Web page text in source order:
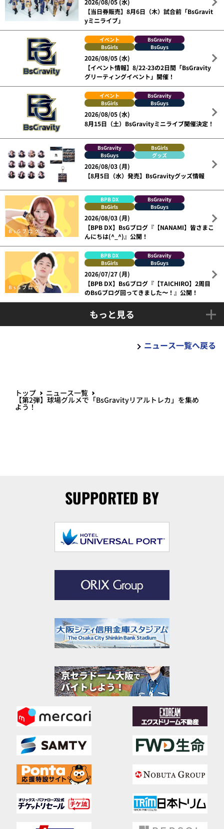
【当日券販売】8月6日（木）試合前「BsGravit
yミニライブ」
イベント
BsGravity
BsGirls
BsGuys
2026/08/05 (水)
【イベント情報】8/22-23の2日間「BsGravity
グリーティングイベント」開催！
イベント
BsGravity
BsGirls
BsGuys
2026/08/05 (水)
8月15日（土）BsGravityミニライブ開催決定！
BsGravity
BsGirls
BsGuys
グッズ
2026/08/03 (月)
【8月5日（水）発売】BsGravityグッズ情報
BPB DX
BsGravity
BsGirls
BsGuys
2026/08/03 (月)
【BPB DX】BsGブログ『【NANAMI】皆さまこ
んにちは(^_^)』公開！
BPB DX
BsGravity
BsGirls
BsGuys
2026/07/27 (月)
【BPB DX】BsGブログ『【TAICHIRO】2周目
のBsGブログ回ってきました〜！』公開！
もっと見る
ニュース一覧へ戻る
トップ ニュース一覧
【第2弾】球場グルメで「BsGravityリアルトレカ」を集め
よう！
SUPPORTED BY